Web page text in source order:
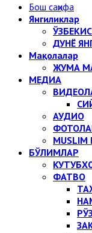
Бош саҳифа
Янгиликлар
ДУНЁ
Мақолалар
ЖУМА
МЕДИА
АУДИО
MUSLIM
БЎЛИМЛАР
ФАТВО